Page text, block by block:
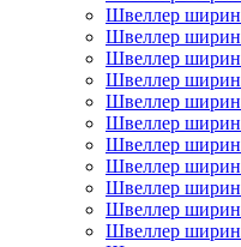
Швеллер
Швеллер
Швеллер
Швеллер
Швеллер
Швеллер
Швеллер
Швеллер
Швеллер
Швеллер
Швеллер